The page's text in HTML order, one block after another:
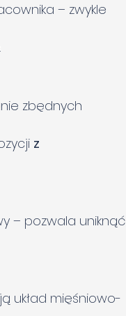
– zwykle
zbędnych
z
– pozwala uniknąć
układ mięśniowo-